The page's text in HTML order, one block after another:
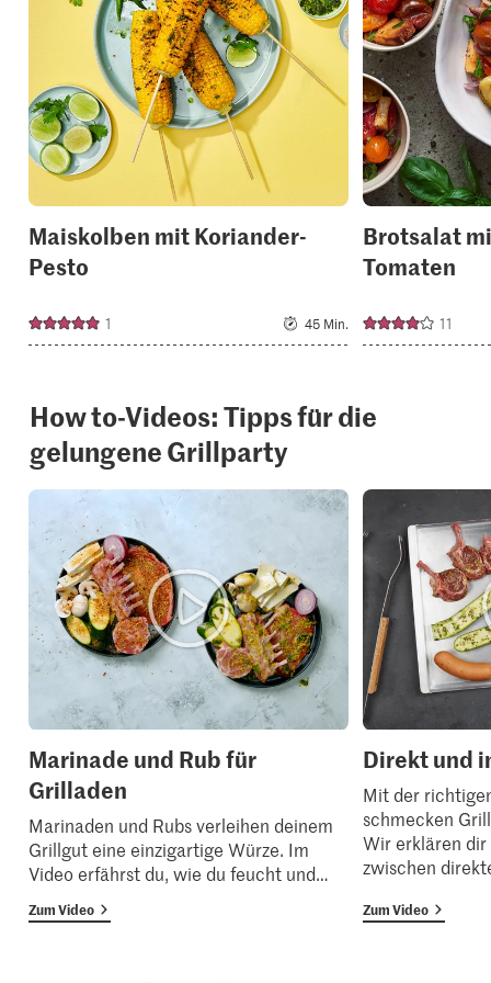
to
your
collections.
Maiskolben mit Koriander-
Pesto
1 45 Min.
Brotsalat
Tomaten
11
How to-Videos: Tipps für die
gelungene Grillparty
Marinade und Rub für
Grilladen
Marinaden und Rubs verleihen deinem
Grillgut eine einzigartige Würze. Im
Video erfährst du, wie du feucht und…
Zum Video
Direkt und
Mit der
schmecken
Wir erklären
zwischen
Zum Video